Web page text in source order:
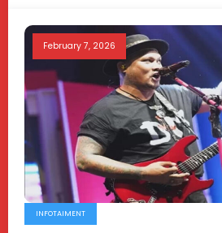
February 7, 2026
INFOTAIMENT